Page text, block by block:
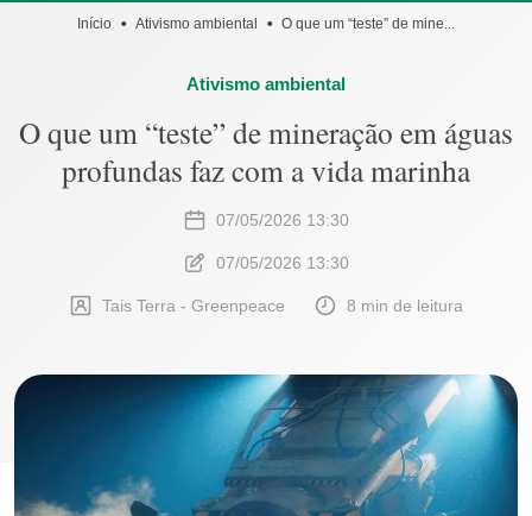
Início Ativismo ambiental O que um “teste” de mine...
Ativismo ambiental
O que um “teste” de mineração em águas
profundas faz com a vida marinha
07/05/2026 13:30
07/05/2026 13:30
Tais Terra - Greenpeace 8 min de leitura